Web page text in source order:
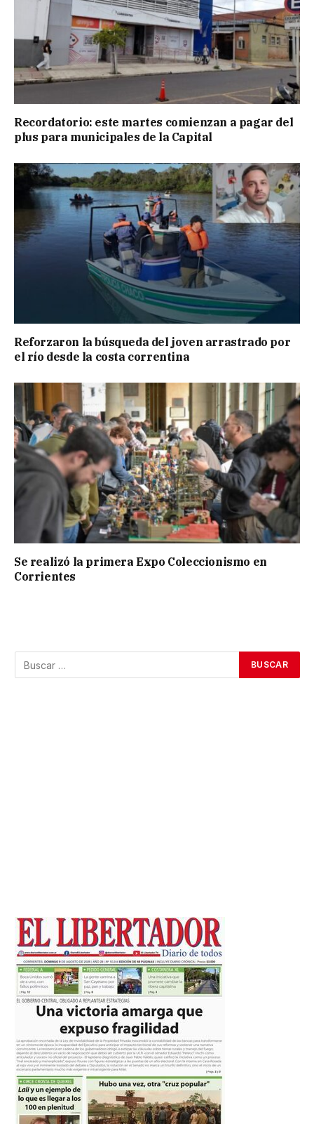
Recordatorio: este martes comienzan a pagar del
plus para municipales de la Capital
Reforzaron la búsqueda del joven arrastrado por
el río desde la costa correntina
Se realizó la primera Expo Coleccionismo en
Corrientes